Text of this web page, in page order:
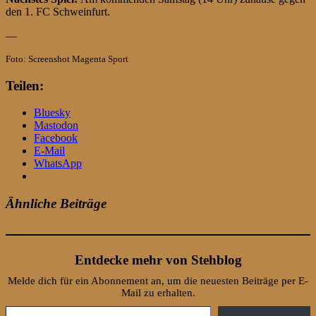
den 1. FC Schweinfurt.
—
Foto: Screenshot Magenta Sport
Teilen:
Bluesky
Mastodon
Facebook
E-Mail
WhatsApp
Ähnliche Beiträge
Entdecke mehr von Stehblog
Melde dich für ein Abonnement an, um die neuesten Beiträge per E-
Mail zu erhalten.
Gib deine E-Mail-Adresse ein ...